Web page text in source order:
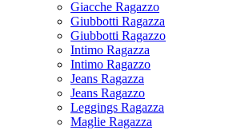
Giacche Ragazzo
Giubbotti Ragazza
Giubbotti Ragazzo
Intimo Ragazza
Intimo Ragazzo
Jeans Ragazza
Jeans Ragazzo
Leggings Ragazza
Maglie Ragazza